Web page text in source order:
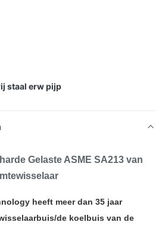
staal erw pijp
Gelaste ASME SA213 van
heeft meer dan 35 jaar
de koelbuis van de